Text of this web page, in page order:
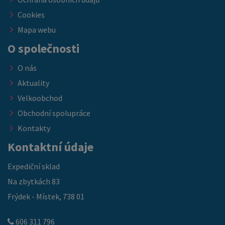
Cookies
Mapa webu
O společnosti
O nás
Aktuality
Velkoobchod
Obchodní spolupráce
Kontakty
Kontaktní údaje
Expediční sklad
Na zbytkách 83
Frýdek - Místek, 738 01
606 311 796